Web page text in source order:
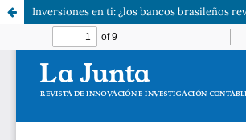
Inversiones en ti: ¿los bancos brasileños